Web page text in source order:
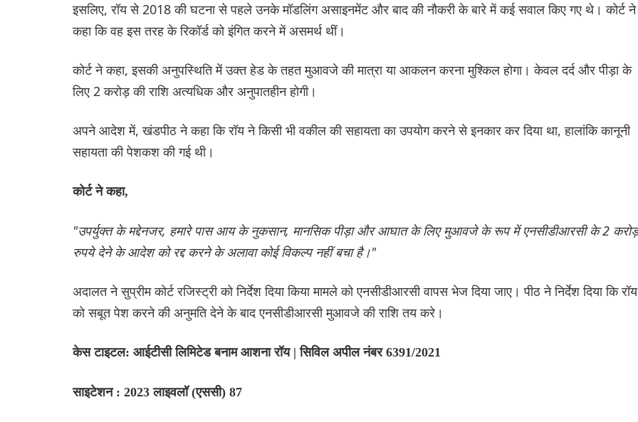
इसलिए, रॉय से 2018 की घटना से पहले उनके मॉडलिंग असाइनमेंट और बाद की नौकरी के बारे में कई सवाल किए गए थे। कोर्ट ने
कहा कि वह इस तरह के रिकॉर्ड को इंगित करने में असमर्थ थीं।
कोर्ट ने कहा, इसकी अनुपस्थिति में उक्त हेड के तहत मुआवजे की मात्रा या आकलन करना मुश्किल होगा। केवल दर्द और पीड़ा के
लिए 2 करोड़ की राशि अत्यधिक और अनुपातहीन होगी।
अपने आदेश में, खंडपीठ ने कहा कि रॉय ने किसी भी वकील की सहायता का उपयोग करने से इनकार कर दिया था, हालांकि कानूनी
सहायता की पेशकश की गई थी।
कोर्ट ने कहा,
"उपर्युक्त के मद्देनजर, हमारे पास आय के नुकसान, मानसिक पीड़ा और आघात के ‌लिए मुआवजे के रूप में एनसीडीआरसी के 2 करोड़
रुपये देने के आदेश को रद्द करने के अलावा कोई विकल्प नहीं बचा है।"
अदालत ने सुप्रीम कोर्ट रजिस्ट्री को निर्देश दिया किया मामले को एनसीडीआरसी वापस भेज दिया जाए। पीठ ने निर्देश दिया कि रॉय
को सबूत पेश करने की अनुमति देने के बाद एनसीडीआरसी मुआवजे की राशि तय करे।
केस टाइटल: आईटीसी लिमिटेड बनाम आशना रॉय | सिविल अपील नंबर 6391/2021
साइटेशन : 2023 लाइवलॉ (एससी) 87